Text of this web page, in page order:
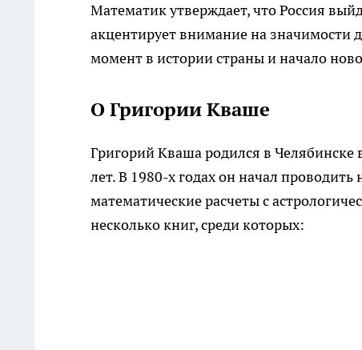
Математик утверждает, что Россия
акцентирует внимание на значимости
момент в истории страны и начало
О Григории Кваше
Григорий Кваша родился в Челябинске
лет. В 1980-х годах он начал
математические расчеты с
несколько книг, среди которых: